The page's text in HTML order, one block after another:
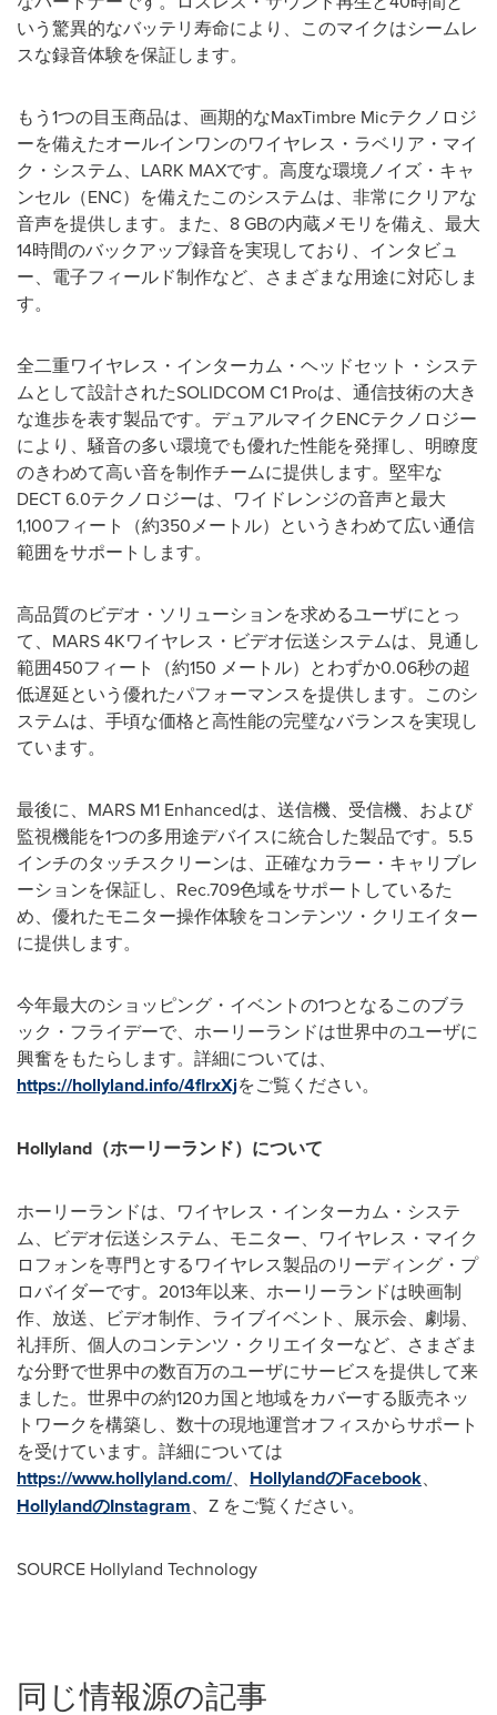
いう驚異的なバッテリ寿命により、このマイクはシームレ
スな録音体験を保証します。
もう1つの目玉商品は、画期的なMaxTimbre Micテクノロジ
ーを備えたオールインワンのワイヤレス・ラベリア・マイ
ク・システム、LARK MAXです。高度な環境ノイズ・キャ
ンセル（ENC）を備えたこのシステムは、非常にクリアな
音声を提供します。また、8 GBの内蔵メモリを備え、最大
14時間のバックアップ録音を実現しており、インタビュ
ー、電子フィールド制作など、さまざまな用途に対応しま
す。
全二重ワイヤレス・インターカム・ヘッドセット・システ
ムとして設計されたSOLIDCOM C1 Proは、通信技術の大き
な進歩を表す製品です。デュアルマイクENCテクノロジー
により、騒音の多い環境でも優れた性能を発揮し、明瞭度
のきわめて高い音を制作チームに提供します。堅牢な
DECT 6.0テクノロジーは、ワイドレンジの音声と最大
1,100フィート（約350メートル）というきわめて広い通信
範囲をサポートします。
高品質のビデオ・ソリューションを求めるユーザにとっ
て、MARS 4Kワイヤレス・ビデオ伝送システムは、見通し
範囲450フィート（約150 メートル）とわずか0.06秒の超
低遅延という優れたパフォーマンスを提供します。このシ
ステムは、手頃な価格と高性能の完璧なバランスを実現し
ています。
最後に、MARS M1 Enhancedは、送信機、受信機、および
監視機能を1つの多用途デバイスに統合した製品です。5.5
インチのタッチスクリーンは、正確なカラー・キャリブレ
ーションを保証し、Rec.709色域をサポートしているた
め、優れたモニター操作体験をコンテンツ・クリエイター
に提供します。
今年最大のショッピング・イベントの1つとなるこのブラ
ック・フライデーで、ホーリーランドは世界中のユーザに
興奮をもたらします。詳細については、
https://hollyland.info/4flrxXjをご覧ください。
Hollyland （ホーリーランド）について
ホーリーランドは、ワイヤレス・インターカム・システ
ム、ビデオ伝送システム、モニター、ワイヤレス・マイク
ロフォンを専門とするワイヤレス製品のリーディング・プ
ロバイダーです。2013年以来、ホーリーランドは映画制
作、放送、ビデオ制作、ライブイベント、展示会、劇場、
礼拝所、個人のコンテンツ・クリエイターなど、さまざま
な分野で世界中の数百万のユーザにサービスを提供して来
ました。世界中の約120カ国と地域をカバーする販売ネッ
トワークを構築し、数十の現地運営オフィスからサポート
を受けています。詳細については
https://www.hollyland.com/、 HollylandのFacebook、
HollylandのInstagram、Z をご覧ください。
SOURCE Hollyland Technology
同じ情報源の記事